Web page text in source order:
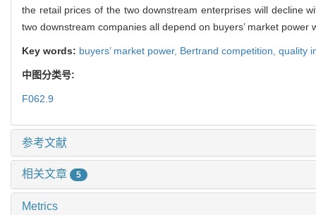
the retail prices of the two downstream enterprises will decline
two downstream companies all depend on buyers’ market
Key words: buyers’ market power, Bertrand competition, quality
中图分类号:
F062.9
参考文献
相关文章 5
Metrics